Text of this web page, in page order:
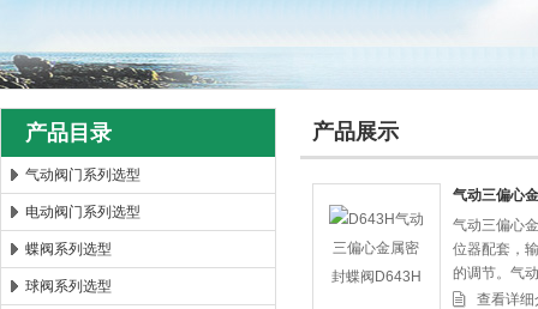
郑州森玛自控阀门有限公司
产品目录
气动阀门系列选型
电动阀门系列选型
蝶阀系列选型
球阀系列选型
产品展示
气动三偏心
气动三偏心
位器配套，
的调节。气
源触点信号
查看详细